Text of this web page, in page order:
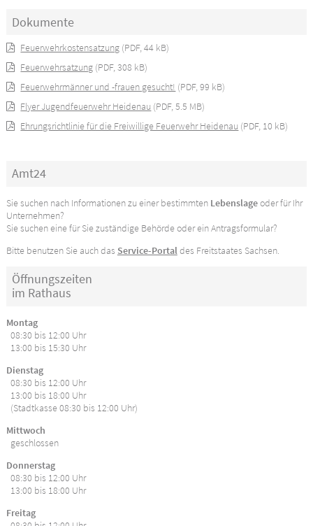
Dokumente
Feuerwehrkostensatzung (PDF, 44 kB)
Feuerwehrsatzung (PDF, 308 kB)
Feuerwehrmänner und -frauen gesucht! (PDF, 99 kB)
Flyer Jugendfeuerwehr Heidenau (PDF, 5.5 MB)
Ehrungsrichtlinie für die Freiwillige Feuerwehr Heidenau (PDF, 10 kB)
Amt24
Sie suchen nach Informationen zu einer bestimmten Lebenslageoder für Ihr
Unternehmen?
Sie suchen eine für Sie zuständige Behörde oder ein Antragsformular?
Bitte benutzen Sie auch das Service-Portaldes Freitstaates Sachsen.
Öffnungszeiten
im Rathaus
Montag
08:30 bis 12:00 Uhr
13:00 bis 15:30 Uhr
Dienstag
08:30 bis 12:00 Uhr
13:00 bis 18:00 Uhr
(Stadtkasse 08:30 bis 12:00 Uhr)
Mittwoch
geschlossen
Donnerstag
08:30 bis 12:00 Uhr
13:00 bis 18:00 Uhr
Freitag